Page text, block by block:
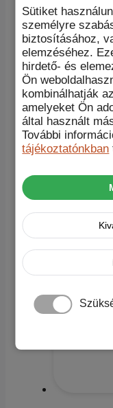
Sütiket
személyre
biztosításához,
elemzéséhez.
hirdető- és
Ön
kombinálhatják
amelyeket Ön
által használt
További
tájékoztatónkban
E-mail *
A nevem, e-
mentése a
This site uses
your comment